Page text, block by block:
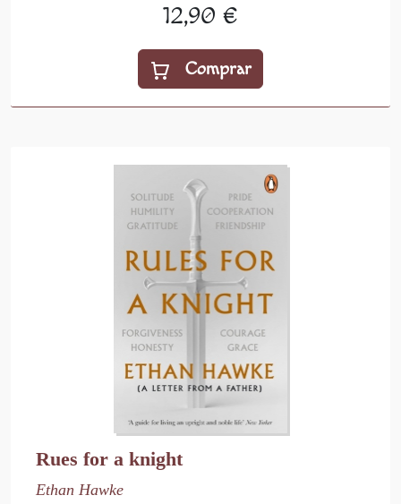
12,90 €
Comprar
Rues for a knight
Ethan Hawke